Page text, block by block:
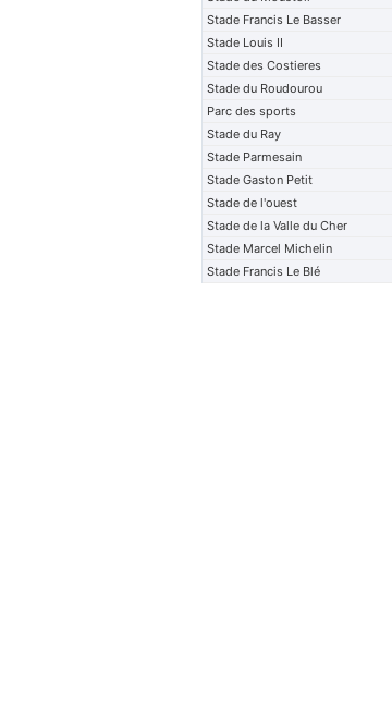
Stade Francis Le Basser
Stade Louis II
Stade des Costieres
Stade du Roudourou
Parc des sports
Stade du Ray
Stade Parmesain
Stade Gaston Petit
Stade de l'ouest
Stade de la Valle du Cher
Stade Marcel Michelin
Stade Francis Le Blé